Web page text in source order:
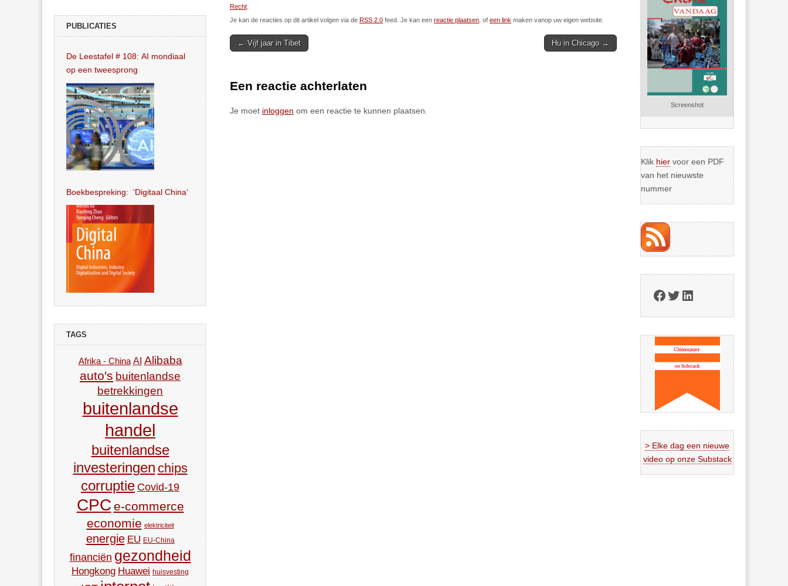
Recht
Je kan de reacties op dit artikel volgen via de RSS 2.0 feed. Je kan een reactie plaatsen , of een link maken vanop uw eigen website.
Post
← Vijf jaar in Tibet Hu in Chicago →
Een reactie achterlaten
Je moet inloggen om een reactie te kunnen plaatsen.
PUBLICATIES
De Leestafel # 108: AI mondiaal
op een tweesprong
Boekbespreking: ‘Digitaal China’
TAGS
Afrika - China AI Alibaba
auto's buitenlandse
betrekkingen
buitenlandse
handel
buitenlandse
investeringen chips
corruptie Covid-19
CPC e-commerce
economie elektriciteit
energie EU EU-China
financiën gezondheid
Hongkong Huawei huisvesting
rekensom vooral
de industriële
achterstand die
… >> lees meer
Screenshot
Klik hier voor een PDF
van het nieuwste
nummer
Facebook
Twitter
LinkedIn
> Elke dag een nieuwe
video op onze Substack